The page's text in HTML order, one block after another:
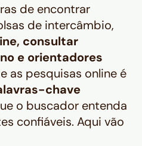
de encontrar
de intercâmbio,
consultar
e orientadores
as pesquisas online é
chave
o buscador entenda
confiáveis. Aqui vão